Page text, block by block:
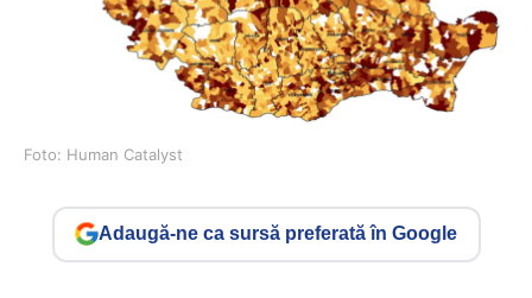
Foto: Human Catalyst
Adaugă-ne ca sursă preferată în Google